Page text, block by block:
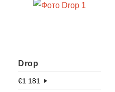
Drop
€1 181